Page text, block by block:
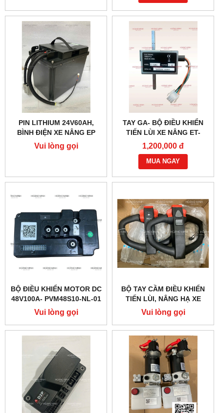
PIN LITHIUM 24V60AH,
BÌNH ĐIỆN XE NÂNG EP
Vui lòng gọi
TAY GA- BỘ ĐIỀU KHIỂN
TIẾN LÙI XE NÂNG ET-
166MCU 24V-48V
1,200,000 đ
MUA NGAY
BỘ ĐIỀU KHIỂN MOTOR DC
48V100A- PVM48S10-NL-01
(PTE20Q)
Vui lòng gọi
BỘ TAY CẦM ĐIỀU KHIỂN
TIẾN LÙI, NÂNG HẠ XE
NÂNG ĐIỆN PTE15QA
Vui lòng gọi